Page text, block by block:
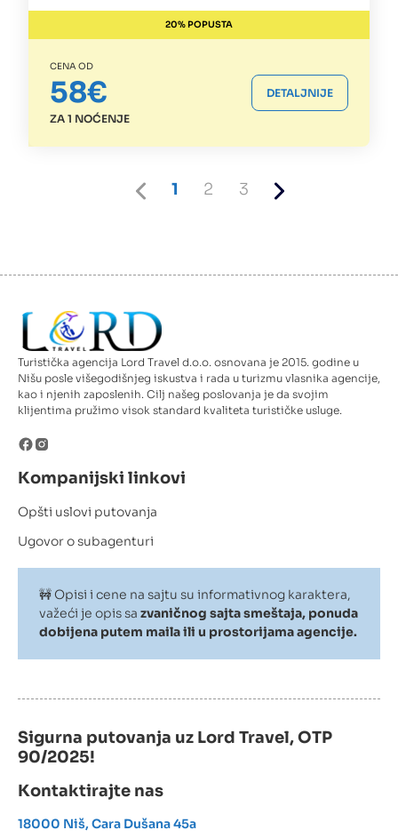
20% POPUSTA
CENA OD
58€
ZA 1 NOĆENJE
DETALJNIJE
Previous
Current
1 Page
2 Page
3
Turistička agencija Lord Travel d.o.o. osnovana je 2015. godine u
Nišu posle višegodišnjeg iskustva i rada u turizmu vlasnika agencije,
kao i njenih zaposlenih. Cilj našeg poslovanja je da svojim
klijentima pružimo visok standard kvaliteta turističke usluge.
Kompanijski linkovi
Opšti uslovi putovanja
Ugovor o subagenturi
🚧 Opisi i cene na sajtu su informativnog karaktera,
važeći je opis sa zvaničnog sajta smeštaja, ponuda
dobijena putem maila ili u prostorijama agencije.
Sigurna putovanja uz Lord Travel, OTP
90/2025!
Kontaktirajte nas
18000 Niš, Cara Dušana 45a